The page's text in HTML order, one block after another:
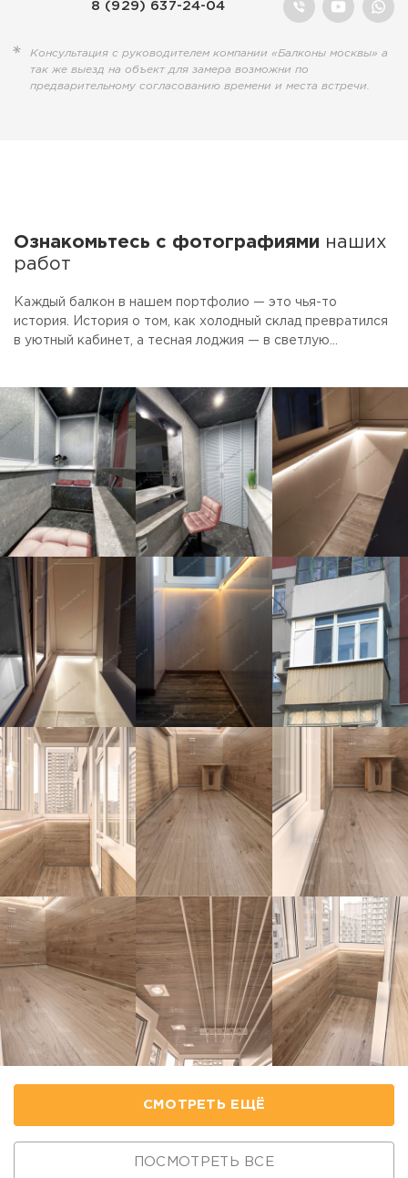
8 (929) 637-24-04
Консультация с руководителем компании «Балконы москвы» а
так же выезд на объект для замера возможни по
предварительному согласованию времени и места встречи.
Ознакомьтесь с фотографиями наших
работ
Каждый балкон в нашем портфолио — это чья-то
история. История о том, как холодный склад превратился
в уютный кабинет, а тесная лоджия — в светлую
то, что нравится — просто скажите, мы сделаем так же.
СМОТРЕТЬ ЕЩЁ
ПОСМОТРЕТЬ ВСЕ